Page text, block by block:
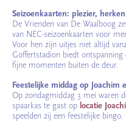
Seizoenkaarten: plezier,
De Vrienden van De Waalboog
van NEC-seizoenkaarten voor
Voor hen zijn uitjes niet altijd
Goffertstadion biedt
fijne momenten buiten de deur.
Feestelijke middag op Joachim
Op zondagmiddag 3 mei waren
spaarkas te gast op locatie
speelden zij een feestelijke